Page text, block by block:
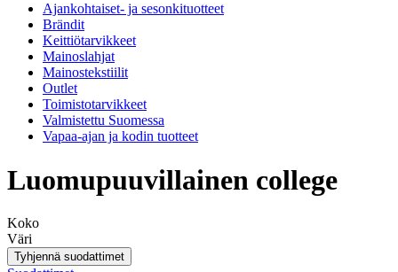
Ajankohtaiset- ja sesonkituotteet
Brändit
Keittiötarvikkeet
Mainoslahjat
Mainostekstiilit
Outlet
Toimistotarvikkeet
Valmistettu Suomessa
Vapaa-ajan ja kodin tuotteet
Luomupuuvillainen college
Koko
Väri
Tyhjennä suodattimet